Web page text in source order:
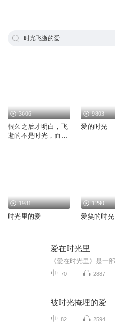
时光飞逝的爱
3606
很久之后才明白，飞
逝的不是时光，而是
9803
爱的时光
1981
时光里的爱
1290
爱笑的时光
爱在时光里
70 2887
被时光掩埋的爱
82 2594